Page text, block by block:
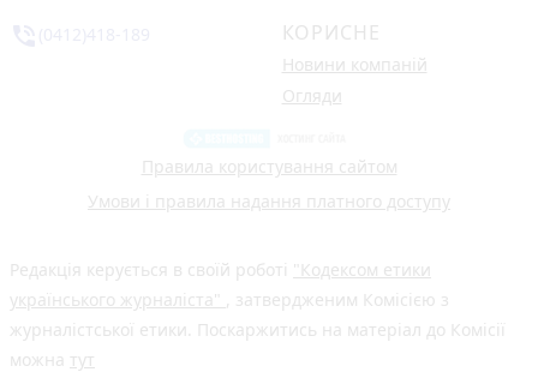
КОРИСНЕ
Новини компаній
Огляди
Правила користування сайтом
Умови і правила надання платного доступу
Редакція керується в своїй роботі "Кодексом етики
українського журналіста" , затвердженим Комісією з
журналістської етики. Поскаржитись на матеріал до Комісії
можна тут